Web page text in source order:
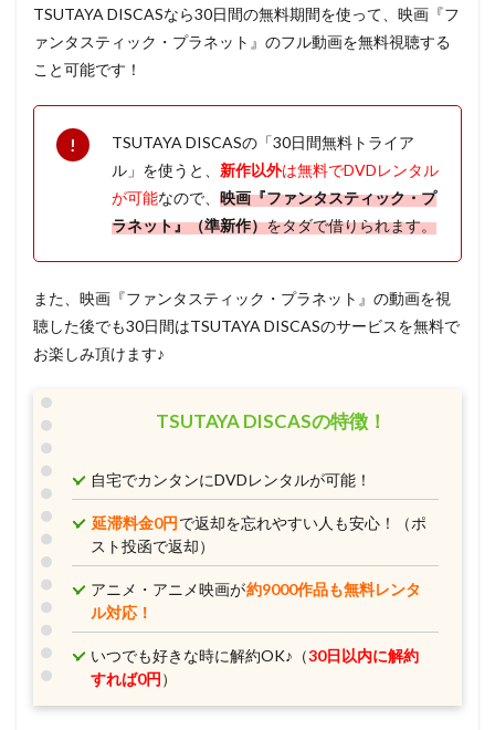
TSUTAYA DISCASなら30日間の無料期間を使って、映画『フ
ァンタスティック・プラネット』のフル動画を無料視聴する
こと可能です！
TSUTAYA DISCASの「30日間無料トライア
ル」を使うと、 新作以外は無料でDVDレンタル
が可能なので、 映画『ファンタスティック・プ
ラネット』（準新作）をタダで借りられます。
また、映画『ファンタスティック・プラネット』の動画を視
聴した後でも30日間はTSUTAYA DISCASのサービスを無料で
お楽しみ頂けます♪
TSUTAYA DISCASの特徴！
自宅でカンタンにDVDレンタルが可能！
延滞料金0円で返却を忘れやすい人も安心！（ポ
スト投函で返却）
アニメ・アニメ映画が約9000作品も無料レンタ
ル対応！
いつでも好きな時に解約OK♪（30日以内に解約
すれば0円）